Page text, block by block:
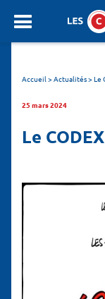
SEARCH :
Accueil>Actualités>Le
25 mars 2024
Le